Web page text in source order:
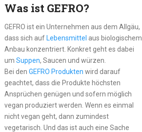
Was ist GEFRO?
GEFRO ist ein Unternehmen aus dem Allgäu,
dass sich auf Lebensmittel aus biologischem
Anbau konzentriert. Konkret geht es dabei
um Suppen, Saucen und würzen.
Bei den GEFRO Produkten wird darauf
geachtet, dass die Produkte höchsten
Ansprüchen genügen und sofern möglich
vegan produziert werden. Wenn es einmal
nicht vegan geht, dann zumindest
vegetarisch. Und das ist auch eine Sache